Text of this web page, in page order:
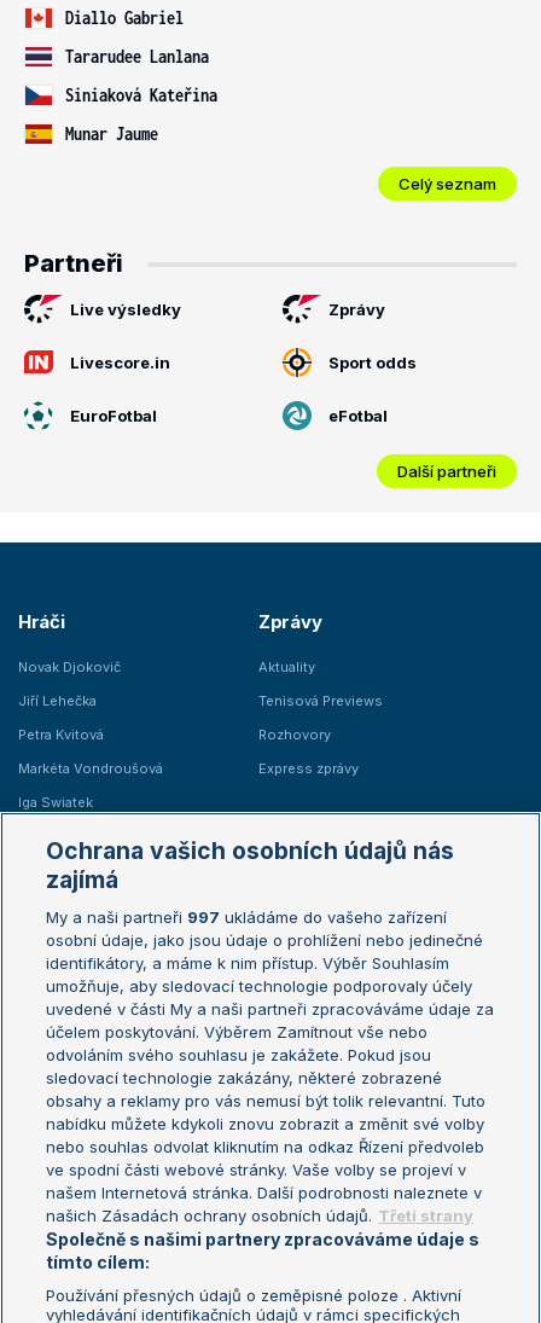
Diallo Gabriel
Tararudee Lanlana
Siniaková Kateřina
Munar Jaume
Celý seznam
Partneři
Live výsledky Zprávy
Livescore.in Sport odds
EuroFotbal eFotbal
Další partneři
Hráči
Novak Djokovič
Jiří Lehečka
Petra Kvitová
Markéta Vondroušová
Iga Swiatek
Zprávy
Aktuality
Tenisová Previews
Rozhovory
Express zprávy
Žebříčky
Žebříček ATP (muži)
Žebříček WTA (ženy)
Sázkařský žebříček
Australian Open
French Open
Wimbledon
US Open
Turnaj mistrů
Turnaj mistryň
Aktualní trendy
Fotbalové přestupy
Livesport Daily
LS Prague Open
Ochrana vašich osobních údajů nás
zajímá
My a naši partneři 997 ukládáme do vašeho zařízení
osobní údaje, jako jsou údaje o prohlížení nebo jedinečné
identifikátory, a máme k nim přístup. Výběr Souhlasím
umožňuje, aby sledovací technologie podporovaly účely
uvedené v části My a naši partneři zpracováváme údaje za
účelem poskytování. Výběrem Zamítnout vše nebo
odvoláním svého souhlasu je zakážete. Pokud jsou
sledovací technologie zakázány, některé zobrazené
obsahy a reklamy pro vás nemusí být tolik relevantní. Tuto
nabídku můžete kdykoli znovu zobrazit a změnit své volby
nebo souhlas odvolat kliknutím na odkaz Řízení předvoleb
ve spodní části webové stránky. Vaše volby se projeví v
našem Internetová stránka. Další podrobnosti naleznete v
našich Zásadách ochrany osobních údajů. Třetí strany
Společně s našimi partnery zpracováváme údaje s
tímto cílem:
Používání přesných údajů o zeměpisné poloze . Aktivní
vyhledávání identifikačních údajů v rámci specifických